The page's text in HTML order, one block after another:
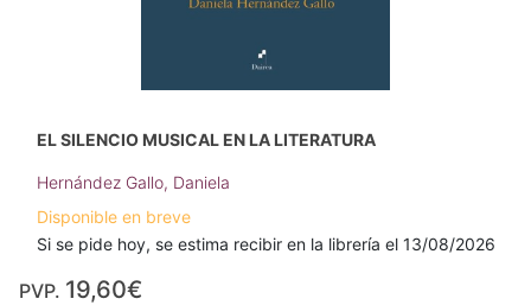
EL SILENCIO MUSICAL EN LA LITERATURA
Hernández Gallo, Daniela
Disponible en breve
Si se pide hoy, se estima recibir en la librería el 13/08/2026
PVP. 19,60€